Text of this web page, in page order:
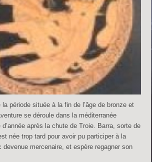
la période située à la fin de l’âge de bronze et
se déroule dans la méditerranée
après la chute de Troie. Barra, sorte de
née trop tard pour avoir pu participer à la
devenue mercenaire, et espère regagner son